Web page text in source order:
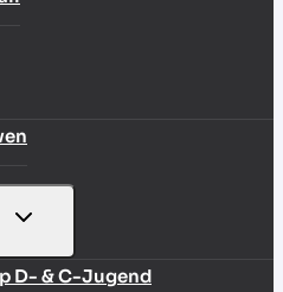
UNTERMENÜ
D- & C-Jugend